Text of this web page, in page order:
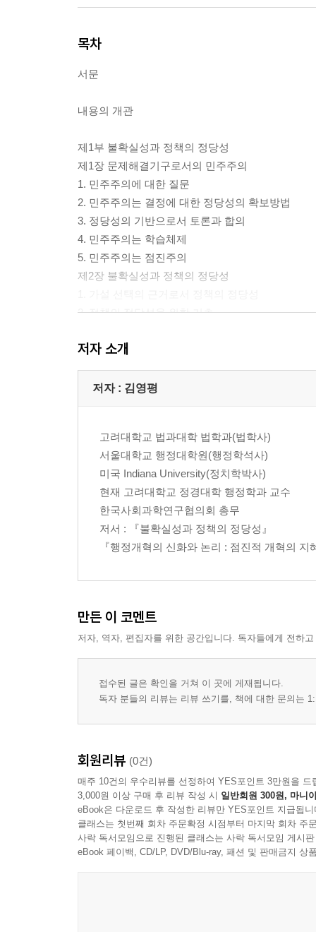
목차
서문
내용의 개관
제1부 불확실성과 정책의 정당성
제1장 문제해결기구로서의 민주주의
1. 민주주의에 대한 질문
2. 민주주의는 결정에 대한 정당성의 확보방법
3. 정당성의 기반으로서 토론과 합의
4. 민주주의는 학습체제
5. 민주주의는 점진주의
제2장 불확실성과 정책의 정당성
2. 정책의 정당성을 위한 기초
4. 결정비용과 정책의 정당성
5. 결론
제3장 정책결정과정에서 불확실성의 해결
3. 불확실성의 적극적 해결유형
4. 결론
제2부 한국 관료제의 경험과 교훈
제4장 산업화와 불확실성에 대한 한국 관료제의 대
1. 산업화에 대한 정부관료제의 기여
2. 집권적 관료제에 의한 산업화의 추진
제5장 농촌발전과 불확실성에 대한 제도적 전략 :
1. 새마을운동 : 새로운 경험의 시작
2. 한국농촌의 맥락
3. "새마을운동"의 출현과 그 전개과정
4. 새마을운동과 행정체계
7. 새마을운동을 위한 마을의 제도적 장치
9. 새마을운동의 교훈
제6장 불확실성의 해결로서 기관 간 갈등과 조정 :
1. 집권과 갈 등의 이중주
2. 한국문화와 기관갈 등의 양상
저자 소개
저자 : 김영평
고려대학교 법과대학 법학과(법학사)
서울대학교 행정대학원(행정학석사)
미국 Indiana University(정치학박사)
현재 고려대학교 정경대학 행정학과 교수
한국사회과학연구협의회 총무
저서 : 『불확실성과 정책의 정당성』
『행정개혁의 신화와 논리 : 점진적 개혁의 지
만든 이 코멘트
저자, 역자, 편집자를 위한 공간입니다. 독자들에게 전하
접수된 글은 확인을 거쳐 이 곳에 게재됩니다.
독자 분들의 리뷰는 리뷰 쓰기를, 책에 대한 문의는
회원리뷰 (0건)
매주 10건의 우수리뷰를 선정하여 YES포인트 3만원을 드
3,000원 이상 구매 후 리뷰 작성 시 일반회원 300원, 마니
eBook은 다운로드 후 작성한 리뷰만 YES포인트 지급됩니
클래스는 첫번째 회차 주문확정 시점부터 마지막 회차 주
사락 독서모임으로 진행된 클래스는 사락 독서모임 게시
eBook 페이백, CD/LP, DVD/Blu-ray, 패션 및 판매금지 상